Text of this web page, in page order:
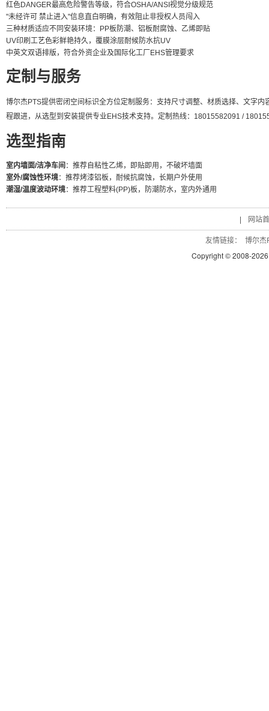
红色DANGER最高危险警告等级，符合OSHA/ANSI视觉分级规范
"未经许可 禁止进入"信息直白明确，有效阻止非授权人员闯入
三种材质适应不同安装环境：PP板防潮、铝板耐腐蚀、乙烯即贴
UV印刷工艺色彩鲜艳持久，覆膜涂层耐候防水抗UV
中英文双语排版，符合外资企业及国际化工厂EHS管理要求
定制与服务
博尔杰PTS提供密闭空间标识全方位定制服务：支持尺寸调整、材质选择、文字
程跟进，从选型到安装提供专业EHS技术支持。定制热线：18015582091 /
选型指南
室内墙面/洁净车间 ：推荐自粘性乙烯，即贴即用，不破坏墙面
室外/腐蚀性环境：推荐烤漆铝板，耐候抗腐蚀，长期户外使用
潮湿/温度波动环境：推荐工程塑料(PP)板，防潮防水，室内外通用
| 网站
友情链接：
博尔杰
Copyright © 2008-2026